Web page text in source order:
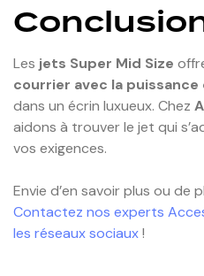
Les jets Super Mid Size
courrier avec la
dans un écrin luxueux. Chez
aidons à trouver le jet qui
vos exigences.
Envie d’en savoir plus ou de
Contactez nos experts
les réseaux sociaux!